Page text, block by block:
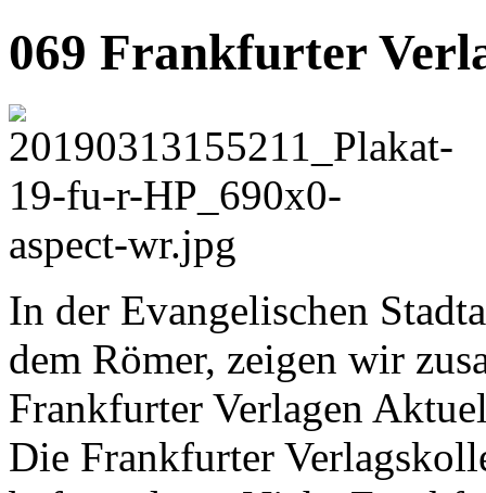
069 Frankfurter
In der Evangelischen
dem Römer, zeigen wir
Frankfurter Verlagen
Die Frankfurter